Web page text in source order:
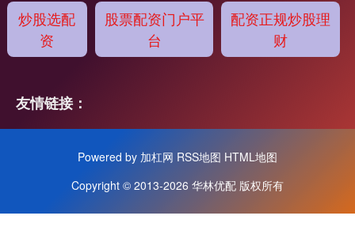
炒股选配
资
股票配资门户平
台
配资正规炒股理
财
友情链接：
Powered by 加杠网 RSS地图 HTML地图
Copyright © 2013-2026 华林优配 版权所有